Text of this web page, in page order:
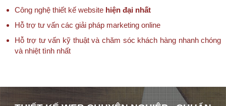
Công nghệ thiết kế website hiện đại nhất
Hỗ trợ tư vấn các giải pháp marketing online
Hỗ trợ tư vấn kỹ thuật và chăm sóc khách hàng nhanh chóng
và nhiệt tình nhất